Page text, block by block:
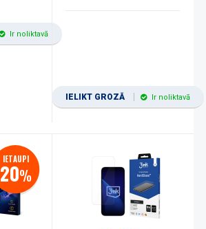
Ir noliktavā
IELIKT GROZĀ Ir noliktavā
IETAUPI
20%